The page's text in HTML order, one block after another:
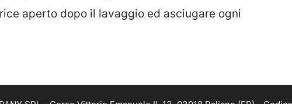
aperto dopo il lavaggio ed asciugare ogni